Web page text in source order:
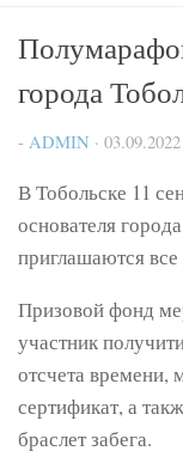
города
- ADMIN · 03.09.2022
В Тобольске 11
основателя
приглашаются
Призовой фонд
участник
отсчета времени,
сертификат, а
браслет забега.